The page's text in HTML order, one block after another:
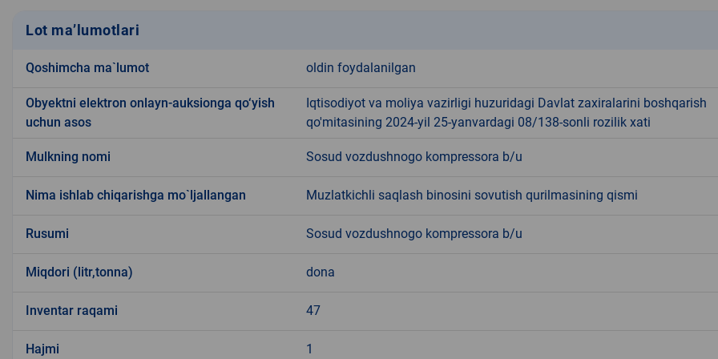
Lot ma’lumotlari
Qoshimcha ma`lumot oldin foydalanilgan
Obyektni elektron onlayn-auksionga qo‘yish
uchun asos
Iqtisodiyot va moliya vazirligi huzuridagi Davlat zaxiralarini boshqarish
qo'mitasining 2024-yil 25-yanvardagi 08/138-sonli rozilik xati
Mulkning nomi Sosud vozdushnogo kompressora b/u
Nima ishlab chiqarishga mo`ljallangan Muzlatkichli saqlash binosini sovutish qurilmasining qismi
Rusumi Sosud vozdushnogo kompressora b/u
Miqdori (litr,tonna) dona
Inventar raqami 47
Hajmi 1